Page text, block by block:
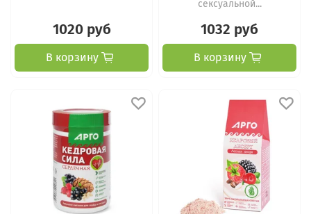
1020 руб
В корзину
сексуальной...
1032 руб
В корзину